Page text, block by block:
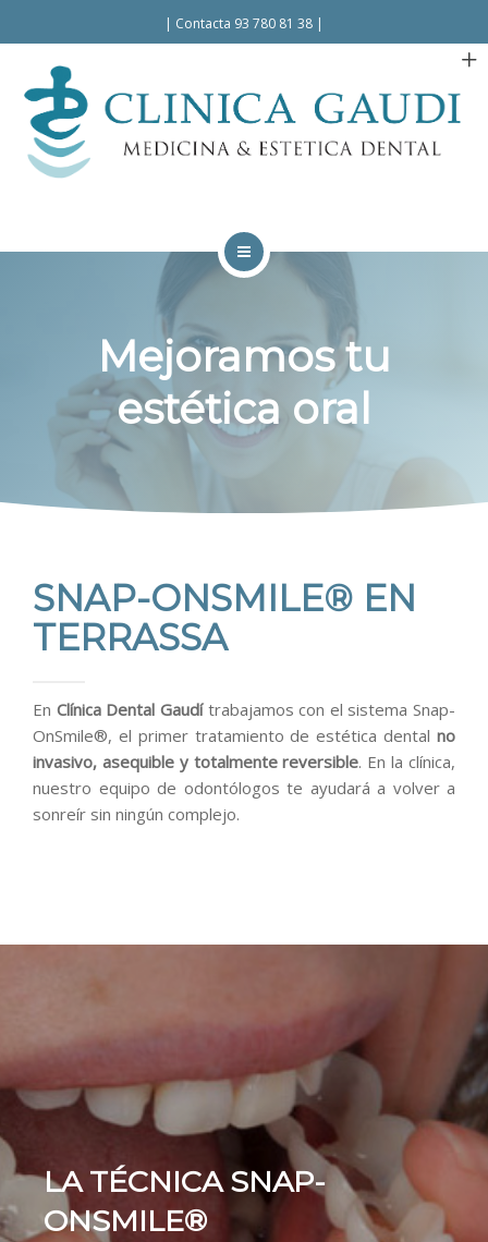
| Contacta 93 780 81 38 |
TRATAMIENTOS
FACILIDADES
Mejoramos tu
estética oral
SNAP-ONSMILE® EN
TERRASSA
En Clínica Dental Gaudítrabajamos con el sistema Snap-
OnSmile®, el primer tratamiento de estética dental no
invasivo, asequible y totalmente reversible. En la clínica,
nuestro equipo de odontólogos te ayudará a volver a
sonreír sin ningún complejo.
LA TÉCNICA SNAP-
ONSMILE®